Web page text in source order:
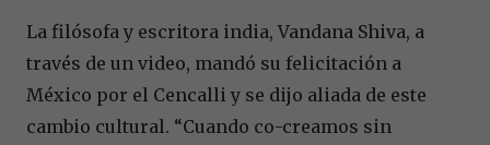
La filósofa y escritora india, Vandana Shiva, a
través de un video, mandó su felicitación a
México por el Cencalli y se dijo aliada de este
cambio cultural. “Cuando co-creamos sin